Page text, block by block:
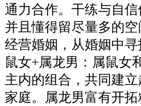
通力合作。干练与自信
并且懂得留尽量多的
经营婚姻，从婚姻中
鼠女+属龙男：属鼠女
主内的组合，共同建
家庭。属龙男富有开